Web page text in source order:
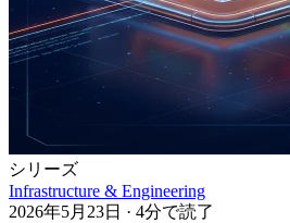
シリーズ
Infrastructure & Engineering
2026年5月23日 · 4分で読了